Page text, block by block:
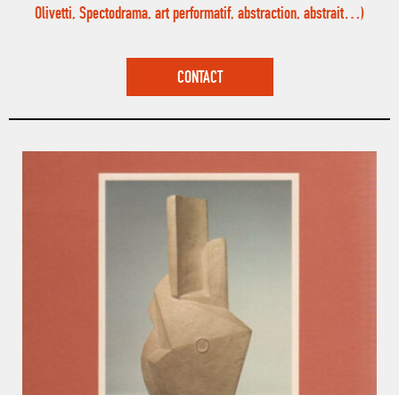
Olivetti, Spectodrama, art performatif, abstraction, abstrait…)
CONTACT